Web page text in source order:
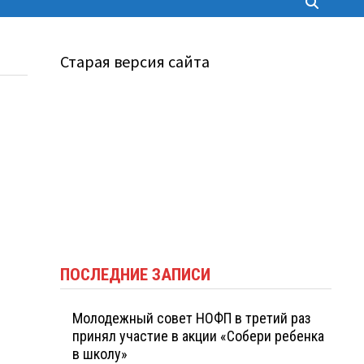
Старая версия сайта
ПОСЛЕДНИЕ ЗАПИСИ
Молодежный совет НОФП в третий раз
принял участие в акции «Собери ребенка
в школу»